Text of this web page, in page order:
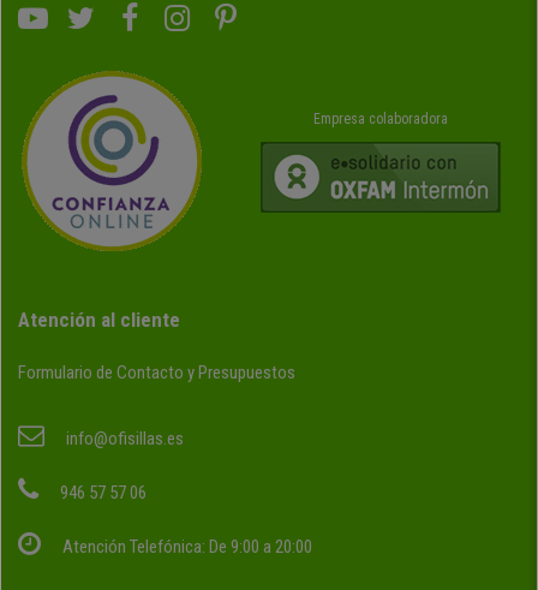
Empresa colaboradora
Atención al cliente
Formulario de Contacto y Presupuestos
info@ofisillas.es
946 57 57 06
Atención Telefónica: De 9:00 a 20:00